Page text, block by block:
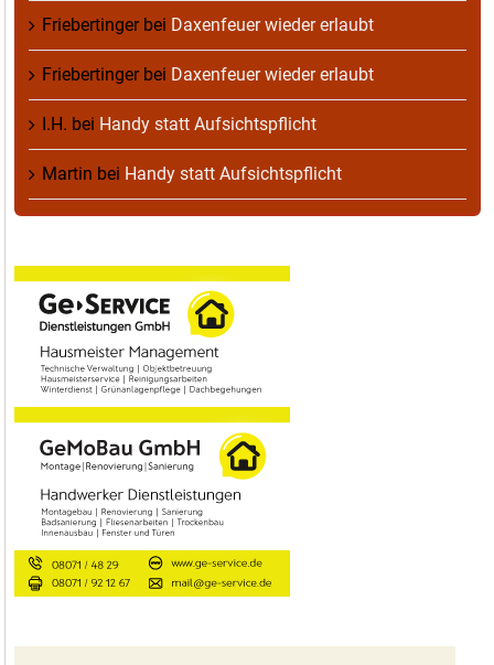
Friebertingerbei Daxenfeuer wieder erlaubt
Friebertingerbei Daxenfeuer wieder erlaubt
I.H. bei Handy statt Aufsichtspflicht
Martin bei Handy statt Aufsichtspflicht